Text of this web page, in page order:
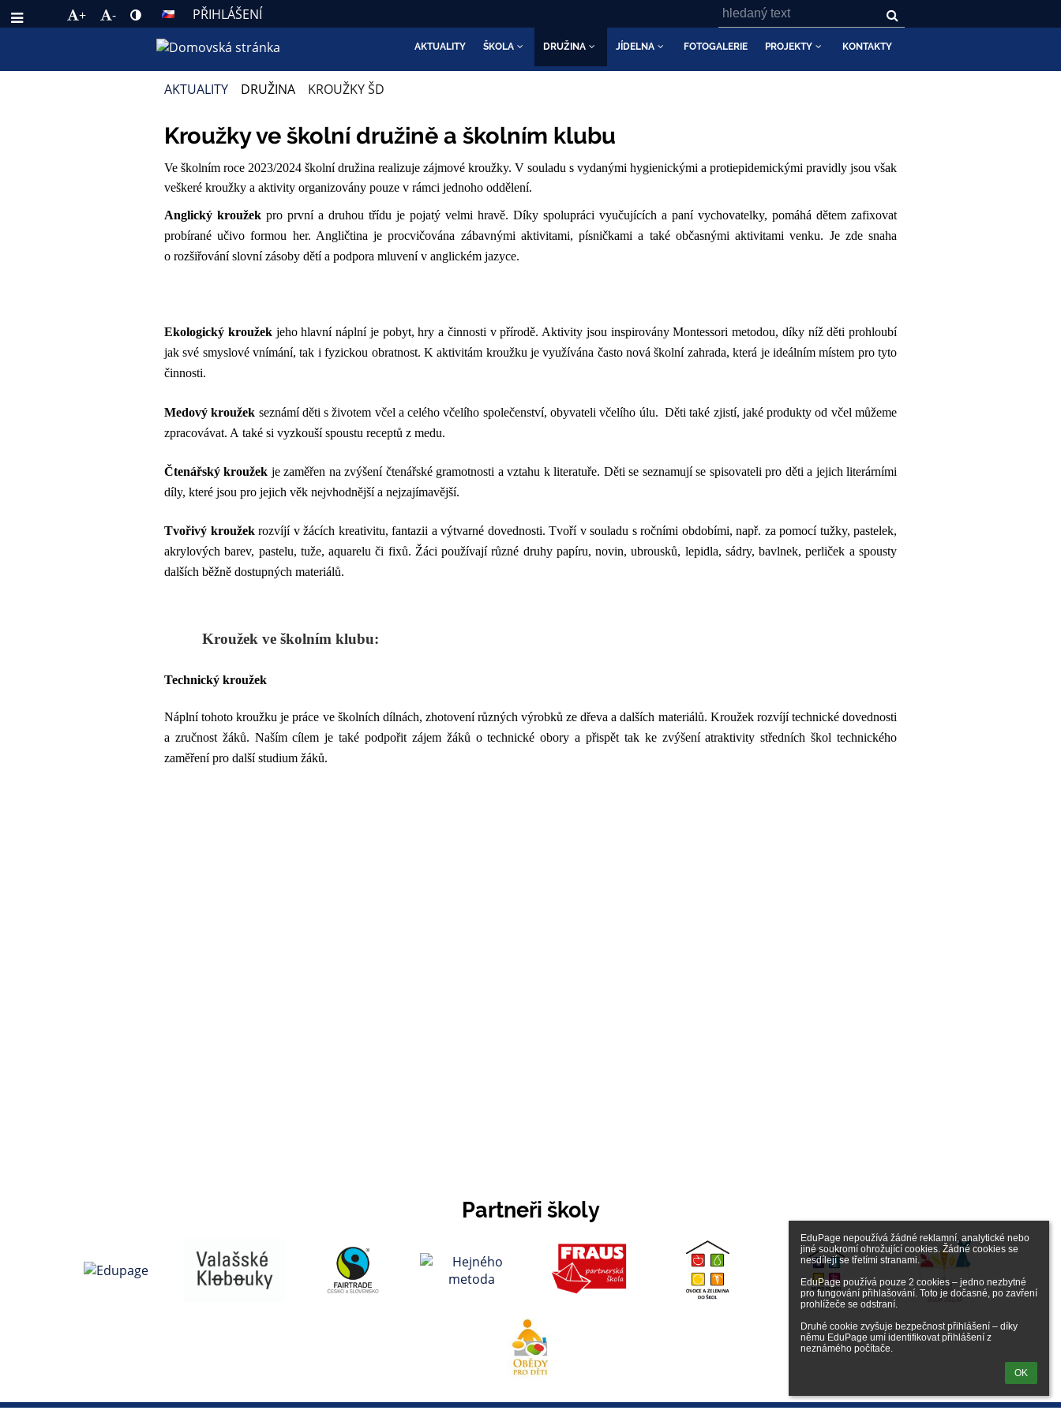
EduPage nepoužívá žádné reklamní, analytické nebo
jiné soukromí ohrožující cookies. Žádné cookies se
nesdílejí se třetími stranami.
EduPage používá pouze 2 cookies – jedno nezbytné
pro fungování přihlašování. Toto je dočasné, po zavření
prohlížeče se odstraní.
Druhé cookie zvyšuje bezpečnost přihlášení – díky
němu EduPage umí identifikovat přihlášení z
neznámého počítače.
OK
+ - PŘIHLÁŠENÍ
AKTUALITY ŠKOLA DRUŽINA JÍDELNA FOTOGALERIE PROJEKTY KONTAKTY
AKTUALITY DRUŽINA KROUŽKY ŠD
KROUŽKY
ŠD
Kroužky ve školní družině a školním klubu
Ve školním roce 2023/2024 školní družina realizuje zájmové kroužky. V souladu s vydanými hygienickými a protiepidemickými pravidly jsou však
veškeré kroužky a aktivity organizovány pouze v rámci jednoho oddělení.
Anglický kroužek pro první a druhou třídu je pojatý velmi hravě. Díky spolupráci vyučujících a paní vychovatelky, pomáhá dětem zafixovat
probírané učivo formou her. Angličtina je procvičována zábavnými aktivitami, písničkami a také občasnými aktivitami venku. Je zde snaha
o rozšiřování slovní zásoby dětí a podpora mluvení v anglickém jazyce.
Ekologický kroužek jeho hlavní náplní je pobyt, hry a činnosti v přírodě. Aktivity jsou inspirovány Montessori metodou, díky níž děti prohloubí
jak své smyslové vnímání, tak i fyzickou obratnost. K aktivitám kroužku je využívána často nová školní zahrada, která je ideálním místem pro tyto
činnosti.
Medový kroužek seznámí děti s životem včel a celého včelího společenství, obyvateli včelího úlu. Děti také zjistí, jaké produkty od včel můžeme
zpracovávat. A také si vyzkouší spoustu receptů z medu.
Čtenářský kroužek je zaměřen na zvýšení čtenářské gramotnosti a vztahu k literatuře. Děti se seznamují se spisovateli pro děti a jejich literárními
díly, které jsou pro jejich věk nejvhodnější a nejzajímavější.
Tvořivý kroužek rozvíjí v žácích kreativitu, fantazii a výtvarné dovednosti. Tvoří v souladu s ročními obdobími, např. za pomocí tužky, pastelek,
akrylových barev, pastelu, tuže, aquarelu či fixů. Žáci používají různé druhy papíru, novin, ubrousků, lepidla, sádry, bavlnek, perliček a spousty
dalších běžně dostupných materiálů.
Kroužek ve školním klubu:
Technický kroužek
Náplní tohoto kroužku jepráce ve školních dílnách, zhotovení různých výrobků ze dřeva a dalších materiálů. Kroužek rozvíjí technické dovednosti
a zručnost žáků. Naším cílem je také podpořit zájem žáků o technické obory a přispět tak ke zvýšení atraktivity středních škol technického
zaměření pro další studium žáků.
Partneři školy